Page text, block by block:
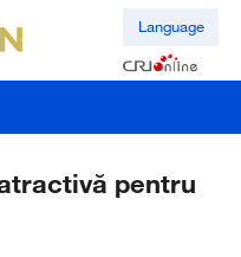
Language
pentru